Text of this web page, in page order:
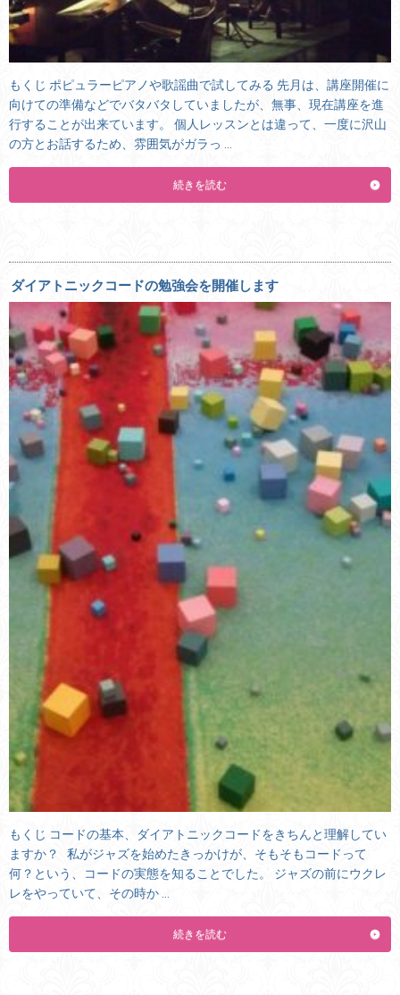
もくじ ポピュラーピアノや歌謡曲で試してみる 先月は、講座開催に
向けての準備などでバタバタしていましたが、無事、現在講座を進
行することが出来ています。 個人レッスンとは違って、一度に沢山
の方とお話するため、雰囲気がガラっ …
続きを読む
ダイアトニックコードの勉強会を開催します
もくじ コードの基本、ダイアトニックコードをきちんと理解してい
ますか？ 私がジャズを始めたきっかけが、そもそもコードって
何？という、コードの実態を知ることでした。 ジャズの前にウクレ
レをやっていて、その時か …
続きを読む